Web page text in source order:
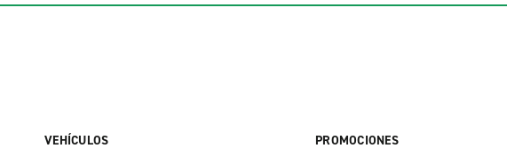
VEHÍCULOS
PROMOCIONES